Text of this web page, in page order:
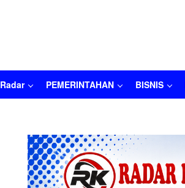
Radar PEMERINTAHAN BISNIS